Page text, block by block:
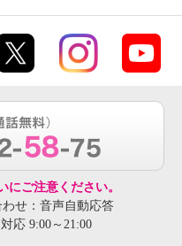
ご注意ください。
せ：音声自動応答
応 9:00～21:00